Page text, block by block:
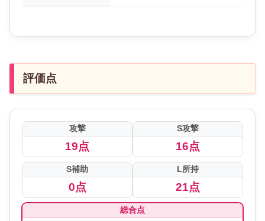
評価点
攻撃
19点
S攻撃
16点
S補助
0点
L所持
21点
総合点